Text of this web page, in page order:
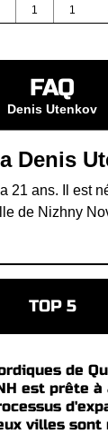
1 1
FAQ
Denis Utenkov
Denis
21 ans. Il est
de Nizhny
TOP 5
de
est prête à
villes sont